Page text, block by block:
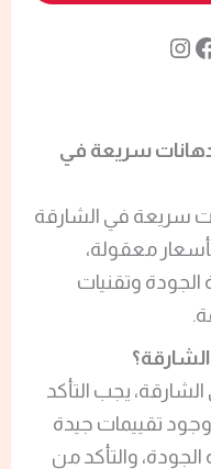
سريعة في
سريعة في الشارقة
معقولة،
الجودة وتقنيات
يجب التأكد
تقييمات جيدة
والتأكد من